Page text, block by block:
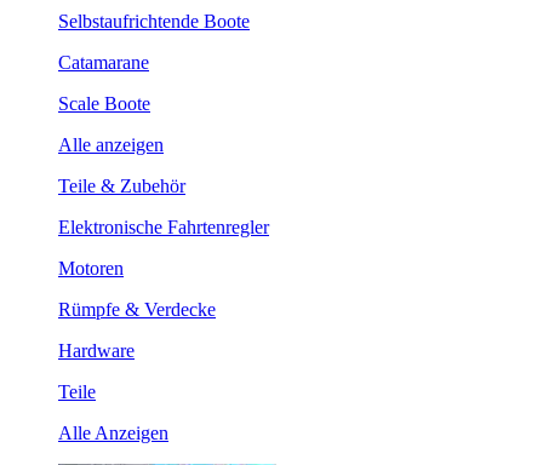
Selbstaufrichtende Boote
Catamarane
Scale Boote
Alle anzeigen
Teile & Zubehör
Elektronische Fahrtenregler
Motoren
Rümpfe & Verdecke
Hardware
Teile
Alle Anzeigen